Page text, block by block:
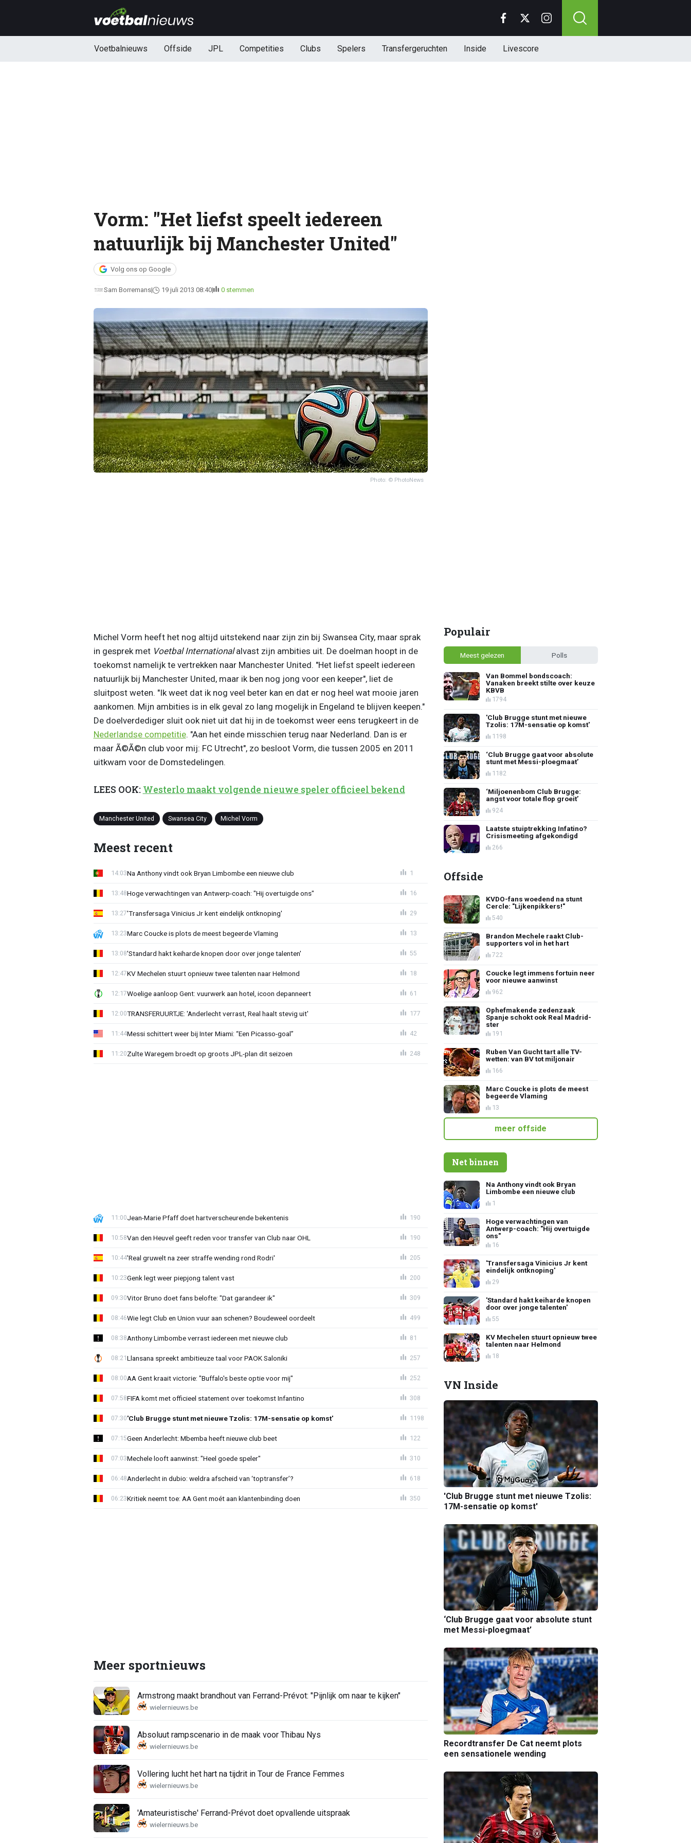
Voetbalnieuws Offside JPL Competities Clubs Spelers Transfergeruchten Inside Livescore
Vorm: "Het liefst speelt iedereen
natuurlijk bij Manchester United"
Volg ons op Google
Sam Borremans 19 juli 2013 08:40 0 stemmen
Photo: © PhotoNews
Michel Vorm heeft het nog altijd uitstekend naar zijn zin bij Swansea City, maar sprak
in gesprek met Voetbal Internationalalvast zijn ambities uit. De doelman hoopt in de
toekomst namelijk te vertrekken naar Manchester United. "Het liefst speelt iedereen
natuurlijk bij Manchester United, maar ik ben nog jong voor een keeper", liet de
sluitpost weten. "Ik weet dat ik nog veel beter kan en dat er nog heel wat mooie jaren
aankomen. Mijn ambities is in elk geval zo lang mogelijk in Engeland te blijven keepen."
De doelverdediger sluit ook niet uit dat hij in de toekomst weer eens terugkeert in de
Nederlandse competitie. "Aan het einde misschien terug naar Nederland. Dan is er
maar Ã©Ã©n club voor mij: FC Utrecht", zo besloot Vorm, die tussen 2005 en 2011
uitkwam voor de Domstedelingen.
LEES OOK: Westerlo maakt volgende nieuwe speler officieel bekend
Manchester United Swansea City Michel Vorm
Meest recent
Na Anthony vindt ook Bryan Limbombe een nieuwe club
14:03 1
Hoge verwachtingen van Antwerp-coach: "Hij overtuigde ons"
13:48 16
'Transfersaga Vinicius Jr kent eindelijk ontknoping'
13:27 29
Marc Coucke is plots de meest begeerde Vlaming
13:23 13
'Standard hakt keiharde knopen door over jonge talenten'
13:08 55
KV Mechelen stuurt opnieuw twee talenten naar Helmond
12:47 18
Woelige aanloop Gent: vuurwerk aan hotel, icoon depanneert
12:17 61
TRANSFERUURTJE: 'Anderlecht verrast, Real haalt stevig uit'
12:00 177
Messi schittert weer bij Inter Miami: “Een Picasso-goal”
11:44 42
Zulte Waregem broedt op groots JPL-plan dit seizoen
11:20 248
Jean-Marie Pfaff doet hartverscheurende bekentenis
11:00 190
Van den Heuvel geeft reden voor transfer van Club naar OHL
10:58 190
'Real gruwelt na zeer straffe wending rond Rodri'
10:44 205
Genk legt weer piepjong talent vast
10:23 200
Vitor Bruno doet fans belofte: "Dat garandeer ik"
09:30 309
Wie legt Club en Union vuur aan schenen? Boudeweel oordeelt
08:46 499
Anthony Limbombe verrast iedereen met nieuwe club
08:38 81
Llansana spreekt ambitieuze taal voor PAOK Saloniki
08:21 257
AA Gent kraait victorie: "Buffalo's beste optie voor mij"
08:00 252
FIFA komt met officieel statement over toekomst Infantino
07:58 308
'Club Brugge stunt met nieuwe Tzolis: 17M-sensatie op komst'
07:30 1198
Geen Anderlecht: Mbemba heeft nieuwe club beet
07:15 122
Mechele looft aanwinst: "Heel goede speler"
07:03 310
Anderlecht in dubio: weldra afscheid van ‘toptransfer’?
06:48 618
Kritiek neemt toe: AA Gent moét aan klantenbinding doen
06:23 350
Meer sportnieuws
Armstrong maakt brandhout van Ferrand-Prévot: "Pijnlijk om naar te kijken"
Absoluut rampscenario in de maak voor Thibau Nys
Vollering lucht het hart na tijdrit in Tour de France Femmes
'Amateuristische' Ferrand-Prévot doet opvallende uitspraak
Populair
Meest gelezen Polls
Van Bommel bondscoach:
Vanaken breekt stilte over keuze
KBVB
1794
'Club Brugge stunt met nieuwe
Tzolis: 17M-sensatie op komst'
1198
‘Club Brugge gaat voor absolute
stunt met Messi-ploegmaat’
1182
‘Miljoenenbom Club Brugge:
angst voor totale flop groeit’
924
Laatste stuiptrekking Infatino?
Crisismeeting afgekondigd
266
Offside
KVDO-fans woedend na stunt
Cercle: "Lijkenpikkers!"
540
Brandon Mechele raakt Club-
supporters vol in het hart
722
Coucke legt immens fortuin neer
voor nieuwe aanwinst
962
Ophefmakende zedenzaak
Spanje schokt ook Real Madrid-
ster
191
Ruben Van Gucht tart alle TV-
wetten: van BV tot miljonair
166
Marc Coucke is plots de meest
begeerde Vlaming
13
meer offside
Net binnen
Na Anthony vindt ook Bryan
Limbombe een nieuwe club
1
Hoge verwachtingen van
Antwerp-coach: "Hij overtuigde
ons"
16
'Transfersaga Vinicius Jr kent
eindelijk ontknoping'
29
'Standard hakt keiharde knopen
door over jonge talenten'
55
KV Mechelen stuurt opnieuw twee
talenten naar Helmond
18
VN Inside
'Club Brugge stunt met nieuwe Tzolis:
17M-sensatie op komst'
‘Club Brugge gaat voor absolute stunt
met Messi-ploegmaat’
Recordtransfer De Cat neemt plots
een sensationele wending